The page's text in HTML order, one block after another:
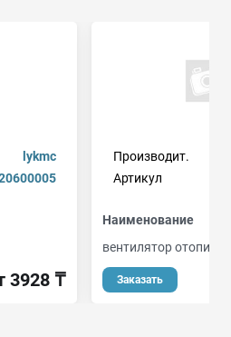
lykmc
3928 ₸
Производит.
Артикул
Наименование
вентилятор
Заказать